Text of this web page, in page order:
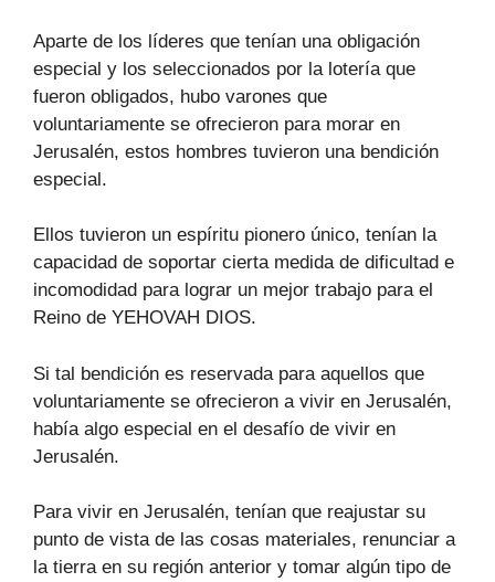
Aparte de los líderes que tenían una obligación
especial y los seleccionados por la lotería que
fueron obligados, hubo varones que
voluntariamente se ofrecieron para morar en
Jerusalén, estos hombres tuvieron una bendición
especial.
Ellos tuvieron un espíritu pionero único, tenían la
capacidad de soportar cierta medida de dificultad e
incomodidad para lograr un mejor trabajo para el
Reino de YEHOVAH DIOS.
Si tal bendición es reservada para aquellos que
voluntariamente se ofrecieron a vivir en Jerusalén,
había algo especial en el desafío de vivir en
Jerusalén.
Para vivir en Jerusalén, tenían que reajustar su
punto de vista de las cosas materiales, renunciar a
la tierra en su región anterior y tomar algún tipo de